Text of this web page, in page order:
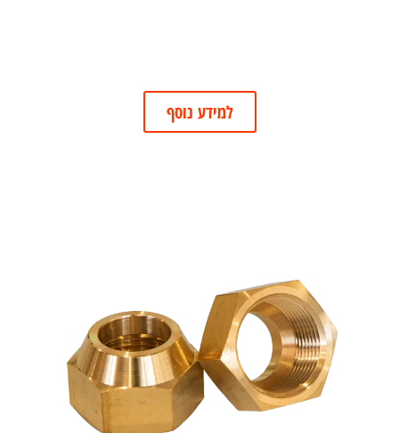
למידע נוסף